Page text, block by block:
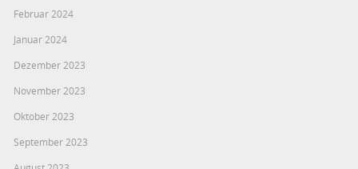
Februar 2024
Januar 2024
Dezember 2023
November 2023
Oktober 2023
September 2023